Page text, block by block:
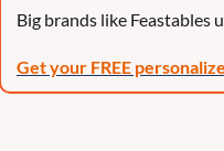
Big brands like Feastables
Get your FREE